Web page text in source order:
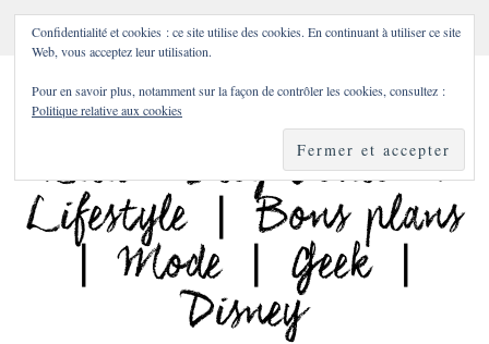
Confidentialité et cookies : ce site utilise des cookies. En continuant à utiliser ce site
Web, vous acceptez leur utilisation.
Pour en savoir plus, notamment sur la façon de contrôler les cookies, consultez :
Politique relative aux cookies